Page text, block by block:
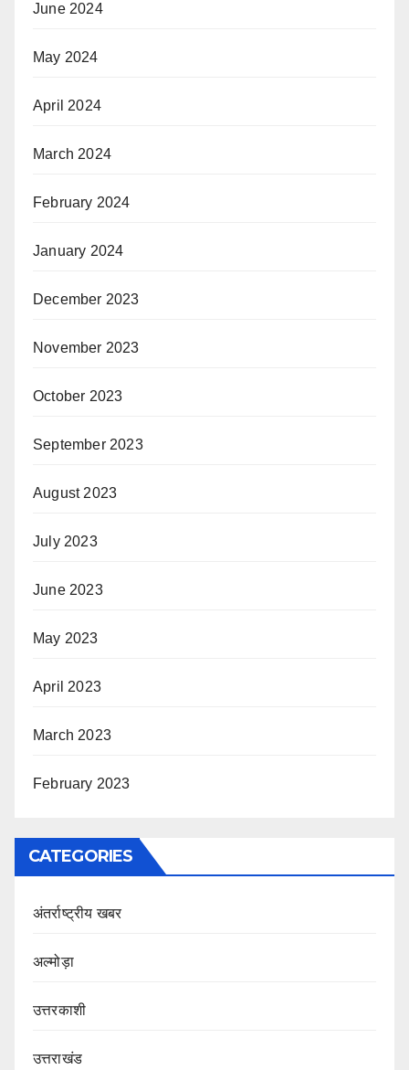
June 2024
May 2024
April 2024
March 2024
February 2024
January 2024
December 2023
November 2023
October 2023
September 2023
August 2023
July 2023
June 2023
May 2023
April 2023
March 2023
February 2023
CATEGORIES
अंतर्राष्ट्रीय खबर
अल्मोड़ा
उत्तरकाशी
उत्तराखंड